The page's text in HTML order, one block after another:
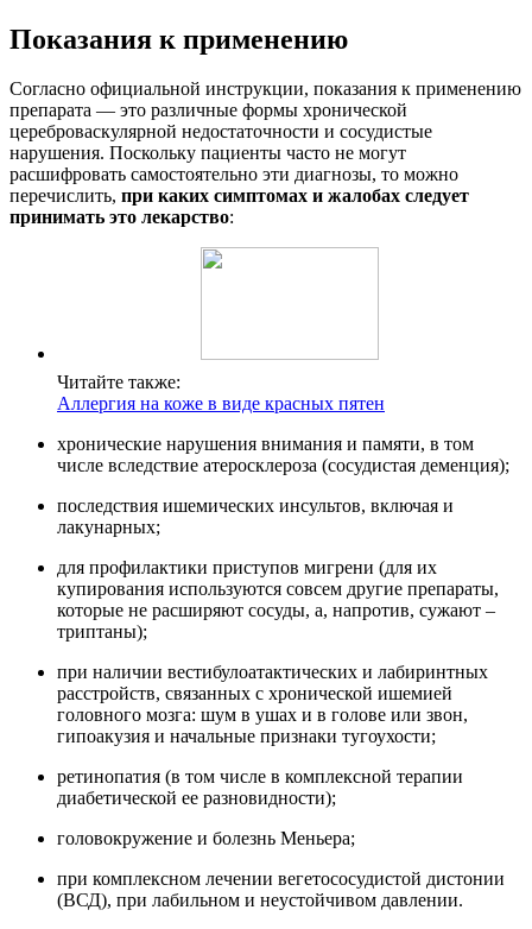
Показания к применению
Согласно официальной инструкции, показания к применению
препарата — это различные формы хронической
цереброваскулярной недостаточности и сосудистые
нарушения. Поскольку пациенты часто не могут
расшифровать самостоятельно эти диагнозы, то можно
перечислить, при каких симптомах и жалобах следует
принимать это лекарство:
Читайте также:
Аллергия на коже в виде красных пятен
хронические нарушения внимания и памяти, в том
числе вследствие атеросклероза (сосудистая деменция);
последствия ишемических инсультов, включая и
лакунарных;
для профилактики приступов мигрени (для их
купирования используются совсем другие препараты,
которые не расширяют сосуды, а, напротив, сужают –
триптаны);
при наличии вестибулоатактических и лабиринтных
расстройств, связанных с хронической ишемией
головного мозга: шум в ушах и в голове или звон,
гипоакузия и начальные признаки тугоухости;
ретинопатия (в том числе в комплексной терапии
диабетической ее разновидности);
головокружение и болезнь Меньера;
при комплексном лечении вегетососудистой дистонии
(ВСД), при лабильном и неустойчивом давлении.